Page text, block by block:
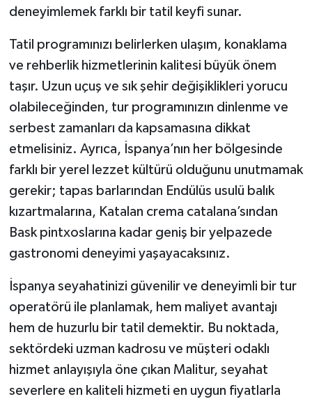
deneyimlemek farklı bir tatil keyfi sunar.
Tatil programınızı belirlerken ulaşım, konaklama
ve rehberlik hizmetlerinin kalitesi büyük önem
taşır. Uzun uçuş ve sık şehir değişiklikleri yorucu
olabileceğinden, tur programınızın dinlenme ve
serbest zamanları da kapsamasına dikkat
etmelisiniz. Ayrıca, İspanya’nın her bölgesinde
farklı bir yerel lezzet kültürü olduğunu unutmamak
gerekir; tapas barlarından Endülüs usulü balık
kızartmalarına, Katalan crema catalana’sından
Bask pintxoslarına kadar geniş bir yelpazede
gastronomi deneyimi yaşayacaksınız.
İspanya seyahatinizi güvenilir ve deneyimli bir tur
operatörü ile planlamak, hem maliyet avantajı
hem de huzurlu bir tatil demektir. Bu noktada,
sektördeki uzman kadrosu ve müşteri odaklı
hizmet anlayışıyla öne çıkan Malitur, seyahat
severlere en kaliteli hizmeti en uygun fiyatlarla